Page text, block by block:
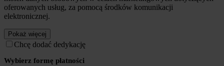
oferowanych usług, za pomocą środków komunikacji
elektronicznej.
Pokaż więcej
Chcę dodać dedykację
Wybierz formę płatności